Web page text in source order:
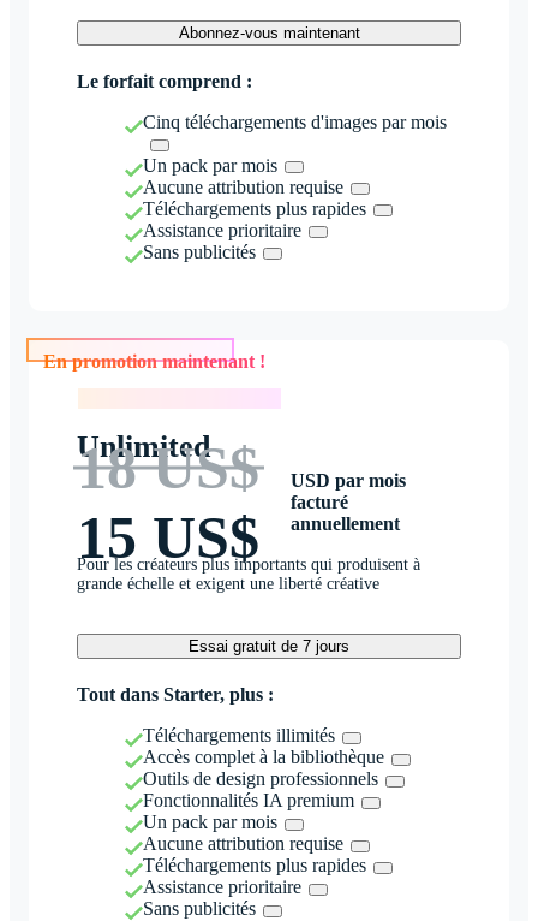
Abonnez-vous maintenant
Le forfait comprend :
Cinq téléchargements d'images par mois
Un pack par mois
Aucune attribution requise
Téléchargements plus rapides
Assistance prioritaire
Sans publicités
En promotion maintenant !
Unlimited
18 US$
15 US$
USD par mois
facturé
annuellement
Pour les créateurs plus importants qui produisent à
grande échelle et exigent une liberté créative
Essai gratuit de 7 jours
Tout dans Starter, plus :
Téléchargements illimités
Accès complet à la bibliothèque
Outils de design professionnels
Fonctionnalités IA premium
Un pack par mois
Aucune attribution requise
Téléchargements plus rapides
Assistance prioritaire
Sans publicités